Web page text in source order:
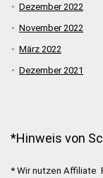
Dezember 2022
November 2022
März 2022
Dezember 2021
*Hinweis von
* Wir nutzen Affiliate